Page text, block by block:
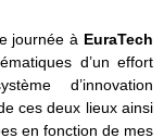
journée à EuraTech
d’un effort
d’innovation
ces deux lieux ainsi
en fonction de mes